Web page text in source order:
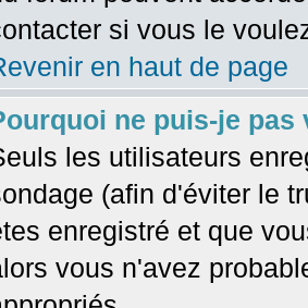
si vous le
en haut de page
ne puis-je pas
les utilisateurs
(afin d'éviter le
enregistré et que
vous n'avez